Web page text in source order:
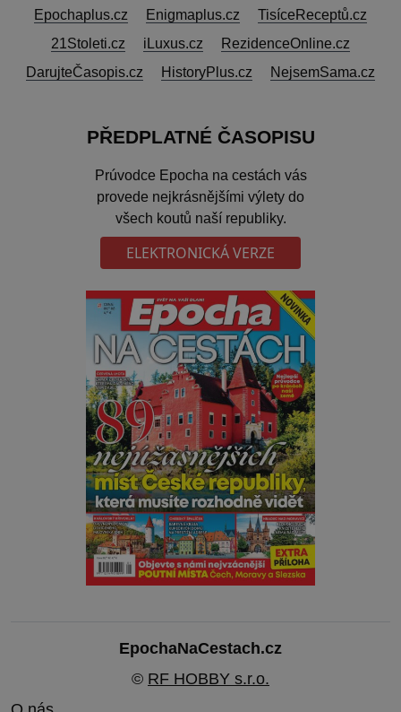
Epochaplus.cz
Enigmaplus.cz
TisíceReceptů.cz
21Stoleti.cz
iLuxus.cz
RezidenceOnline.cz
DarujteČasopis.cz
HistoryPlus.cz NejsemSama.cz
PŘEDPLATNÉ ČASOPISU
Prúvodce Epocha na cestách vás
provede nejkrásnějšími výlety do
všech koutů naší republiky.
ELEKTRONICKÁ VERZE
EpochaNaCestach.cz
© RF HOBBY s.r.o.